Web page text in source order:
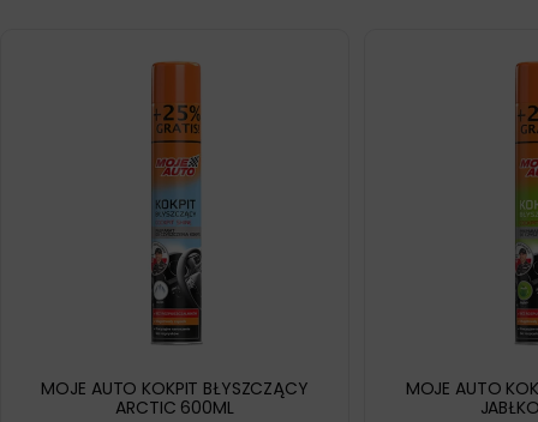
MOJE AUTO KOKPIT BŁYSZCZĄCY
ARCTIC 600ML
MOJE AUTO